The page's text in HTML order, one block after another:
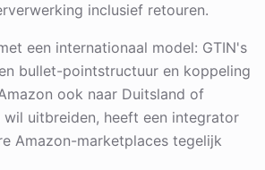
inclusief retouren.
een internationaal model: GTIN's
bullet-pointstructuur en koppeling
ook naar Duitsland of
wil uitbreiden, heeft een integrator
Amazon-marketplaces tegelijk